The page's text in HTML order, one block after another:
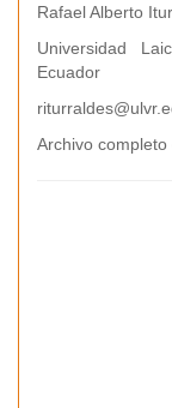
Rafael Alberto
Universidad
Ecuador
Archivo completo